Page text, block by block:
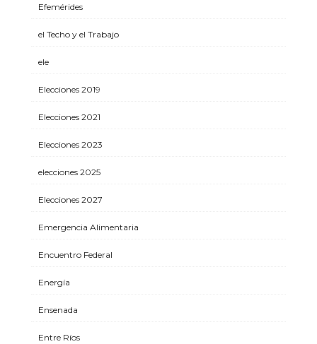
Efemérides
el Techo y el Trabajo
ele
Elecciones 2019
Elecciones 2021
Elecciones 2023
elecciones 2025
Elecciones 2027
Emergencia Alimentaria
Encuentro Federal
Energía
Ensenada
Entre Ríos